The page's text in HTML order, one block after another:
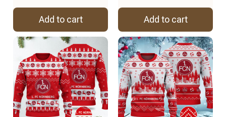
Add to cart Add to cart